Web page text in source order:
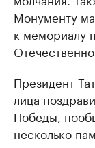
Монументу
к мемориалу
Президент
лица
Победы,
несколько